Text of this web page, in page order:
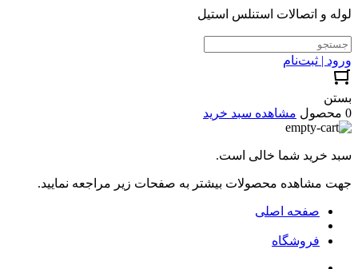
لوله و اتصالات استنلس استیل
ورود | ثبت‌نام
بستن
0 محصول
مشاهده سبد خرید
سبد خرید شما خالی است.
جهت مشاهده محصولات بیشتر به صفحات زیر مراجعه نمایید.
صفحه اصلی
فروشگاه